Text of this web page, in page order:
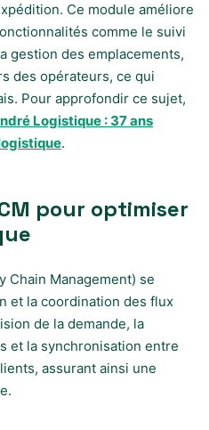
Ce module améliore
comme le suivi
gestion des emplacements,
des opérateurs, ce qui
Pour approfondir ce sujet,
Logistique : 37 ans
.
pour optimiser
Chain Management) se
et la coordination des flux
de la demande, la
et la synchronisation entre
assurant ainsi une